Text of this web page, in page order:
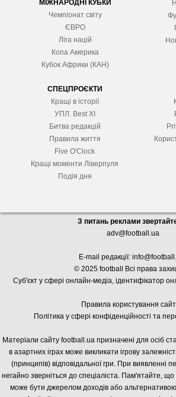
МІЖНАРОДНІ КУБКИ
Чемпіонат світу
ЄВРО
Ліга націй
Копа Америка
Кубок Африки (КАН)
СПЕЦПРОЄКТИ
Кращі в історії
УПЛ. Best XІ
Битва редакцій
Правила життя
Five O'Clock
Кращі моменти Ліверпуля
Подія дня
З питань реклами
adv@football.ua
E-mail редакції:
© 2025 football Всі права
Суб'єкт у сфері онлайн-медіа, ідентифікатор
Правила користування
Політика у сфері конфіденційності та
Матеріали сайту football.ua призначені для осіб
в азартних іграх може викликати ігрову
(принципів) відповідальної гри. При виявленні
негайно зверніться до спеціаліста. Пам'ятайте, що
може бути джерелом доходів або